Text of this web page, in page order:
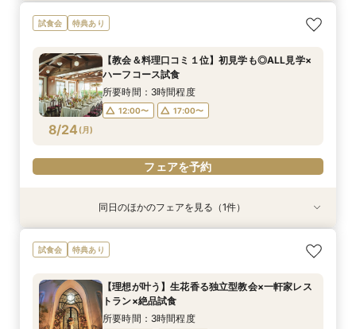
8/23(日)
《挙式のみ＊2名～》51万で叶う*憧れの独立型
チャペルで本格挙式
14:00〜 17:30〜
8/23(日)
《週末夜限定》生花の香る独立型チャペル体験×
見積り＆日程相談
17:30〜 18:00〜
試食会 特典あり
8/24 (月)
【教会＆料理口コミ１位】初見学も◎ALL見学×
ハーフコース試食
所要時間：3時間程度
12:00〜 17:00〜
フェアを予約
8/24(月)
《挙式のみ＊2名～》51万で叶う*憧れの独立型
チャペルで本格挙式
12:00〜
14:00〜
16:00〜
18:00〜
同日のほかのフェアを見る（1件）
試食会 特典あり
【理想が叶う】生花香る独立型教会×一軒家レス
トラン×絶品試食
所要時間：3時間程度